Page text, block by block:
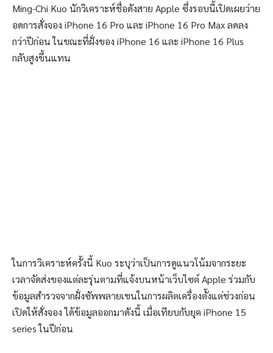
Ming-Chi Kuo นักวิเคราะห์ชื่อดังสาย Apple ซึ่งรอบนี้เปิดเผยว่าย
อดการสั่งจอง iPhone 16 Pro และ iPhone 16 Pro Max ลดลง
กว่าปีก่อน ในขณะที่ฝั่งของ iPhone 16 และ iPhone 16 Plus
กลับสูงขึ้นแทน
ในการวิเคราะห์ครั้งนี้ Kuo ระบุว่าเป็นการดูแนวโน้มจากระยะ
เวลาจัดส่งของแต่ละรุ่นตามที่แจ้งบนหน้าเว็บไซต์ Apple ร่วมกับ
ข้อมูลสำรวจจากฝั่งซัพพลายเชนในการผลิตเครื่องตั้งแต่ช่วงก่อน
เปิดให้สั่งจอง ได้ข้อมูลออกมาดังนี้ เมื่อเทียบกับยุค iPhone 15
series ในปีก่อน